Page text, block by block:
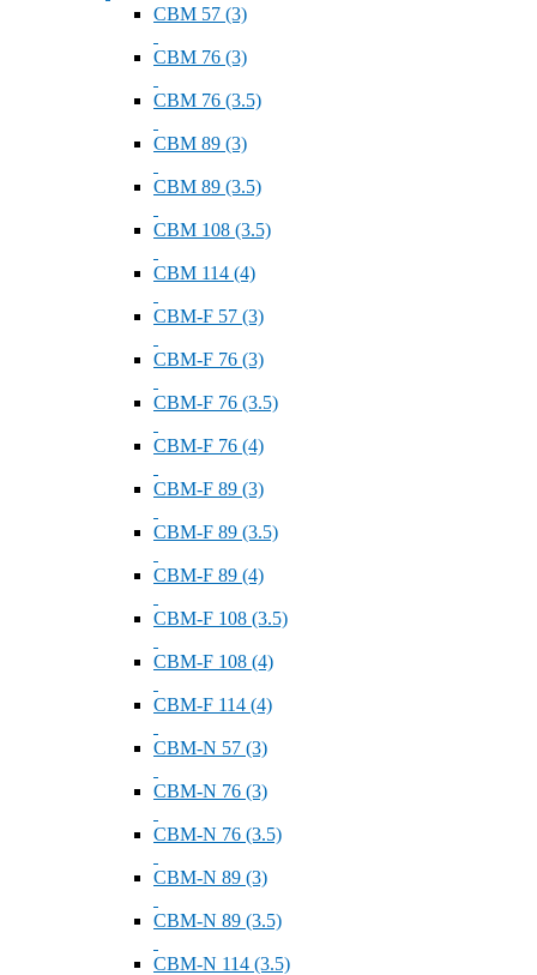
СВМ 57 (3)
СВМ 76 (3)
СВМ 76 (3.5)
СВМ 89 (3)
СВМ 89 (3.5)
СВМ 108 (3.5)
СВМ 114 (4)
СВМ-F 57 (3)
СВМ-F 76 (3)
СВМ-F 76 (3.5)
СВМ-F 76 (4)
СВМ-F 89 (3)
СВМ-F 89 (3.5)
СВМ-F 89 (4)
СВМ-F 108 (3.5)
СВМ-F 108 (4)
СВМ-F 114 (4)
СВМ-N 57 (3)
СВМ-N 76 (3)
СВМ-N 76 (3.5)
СВМ-N 89 (3)
СВМ-N 89 (3.5)
СВМ-N 114 (3.5)